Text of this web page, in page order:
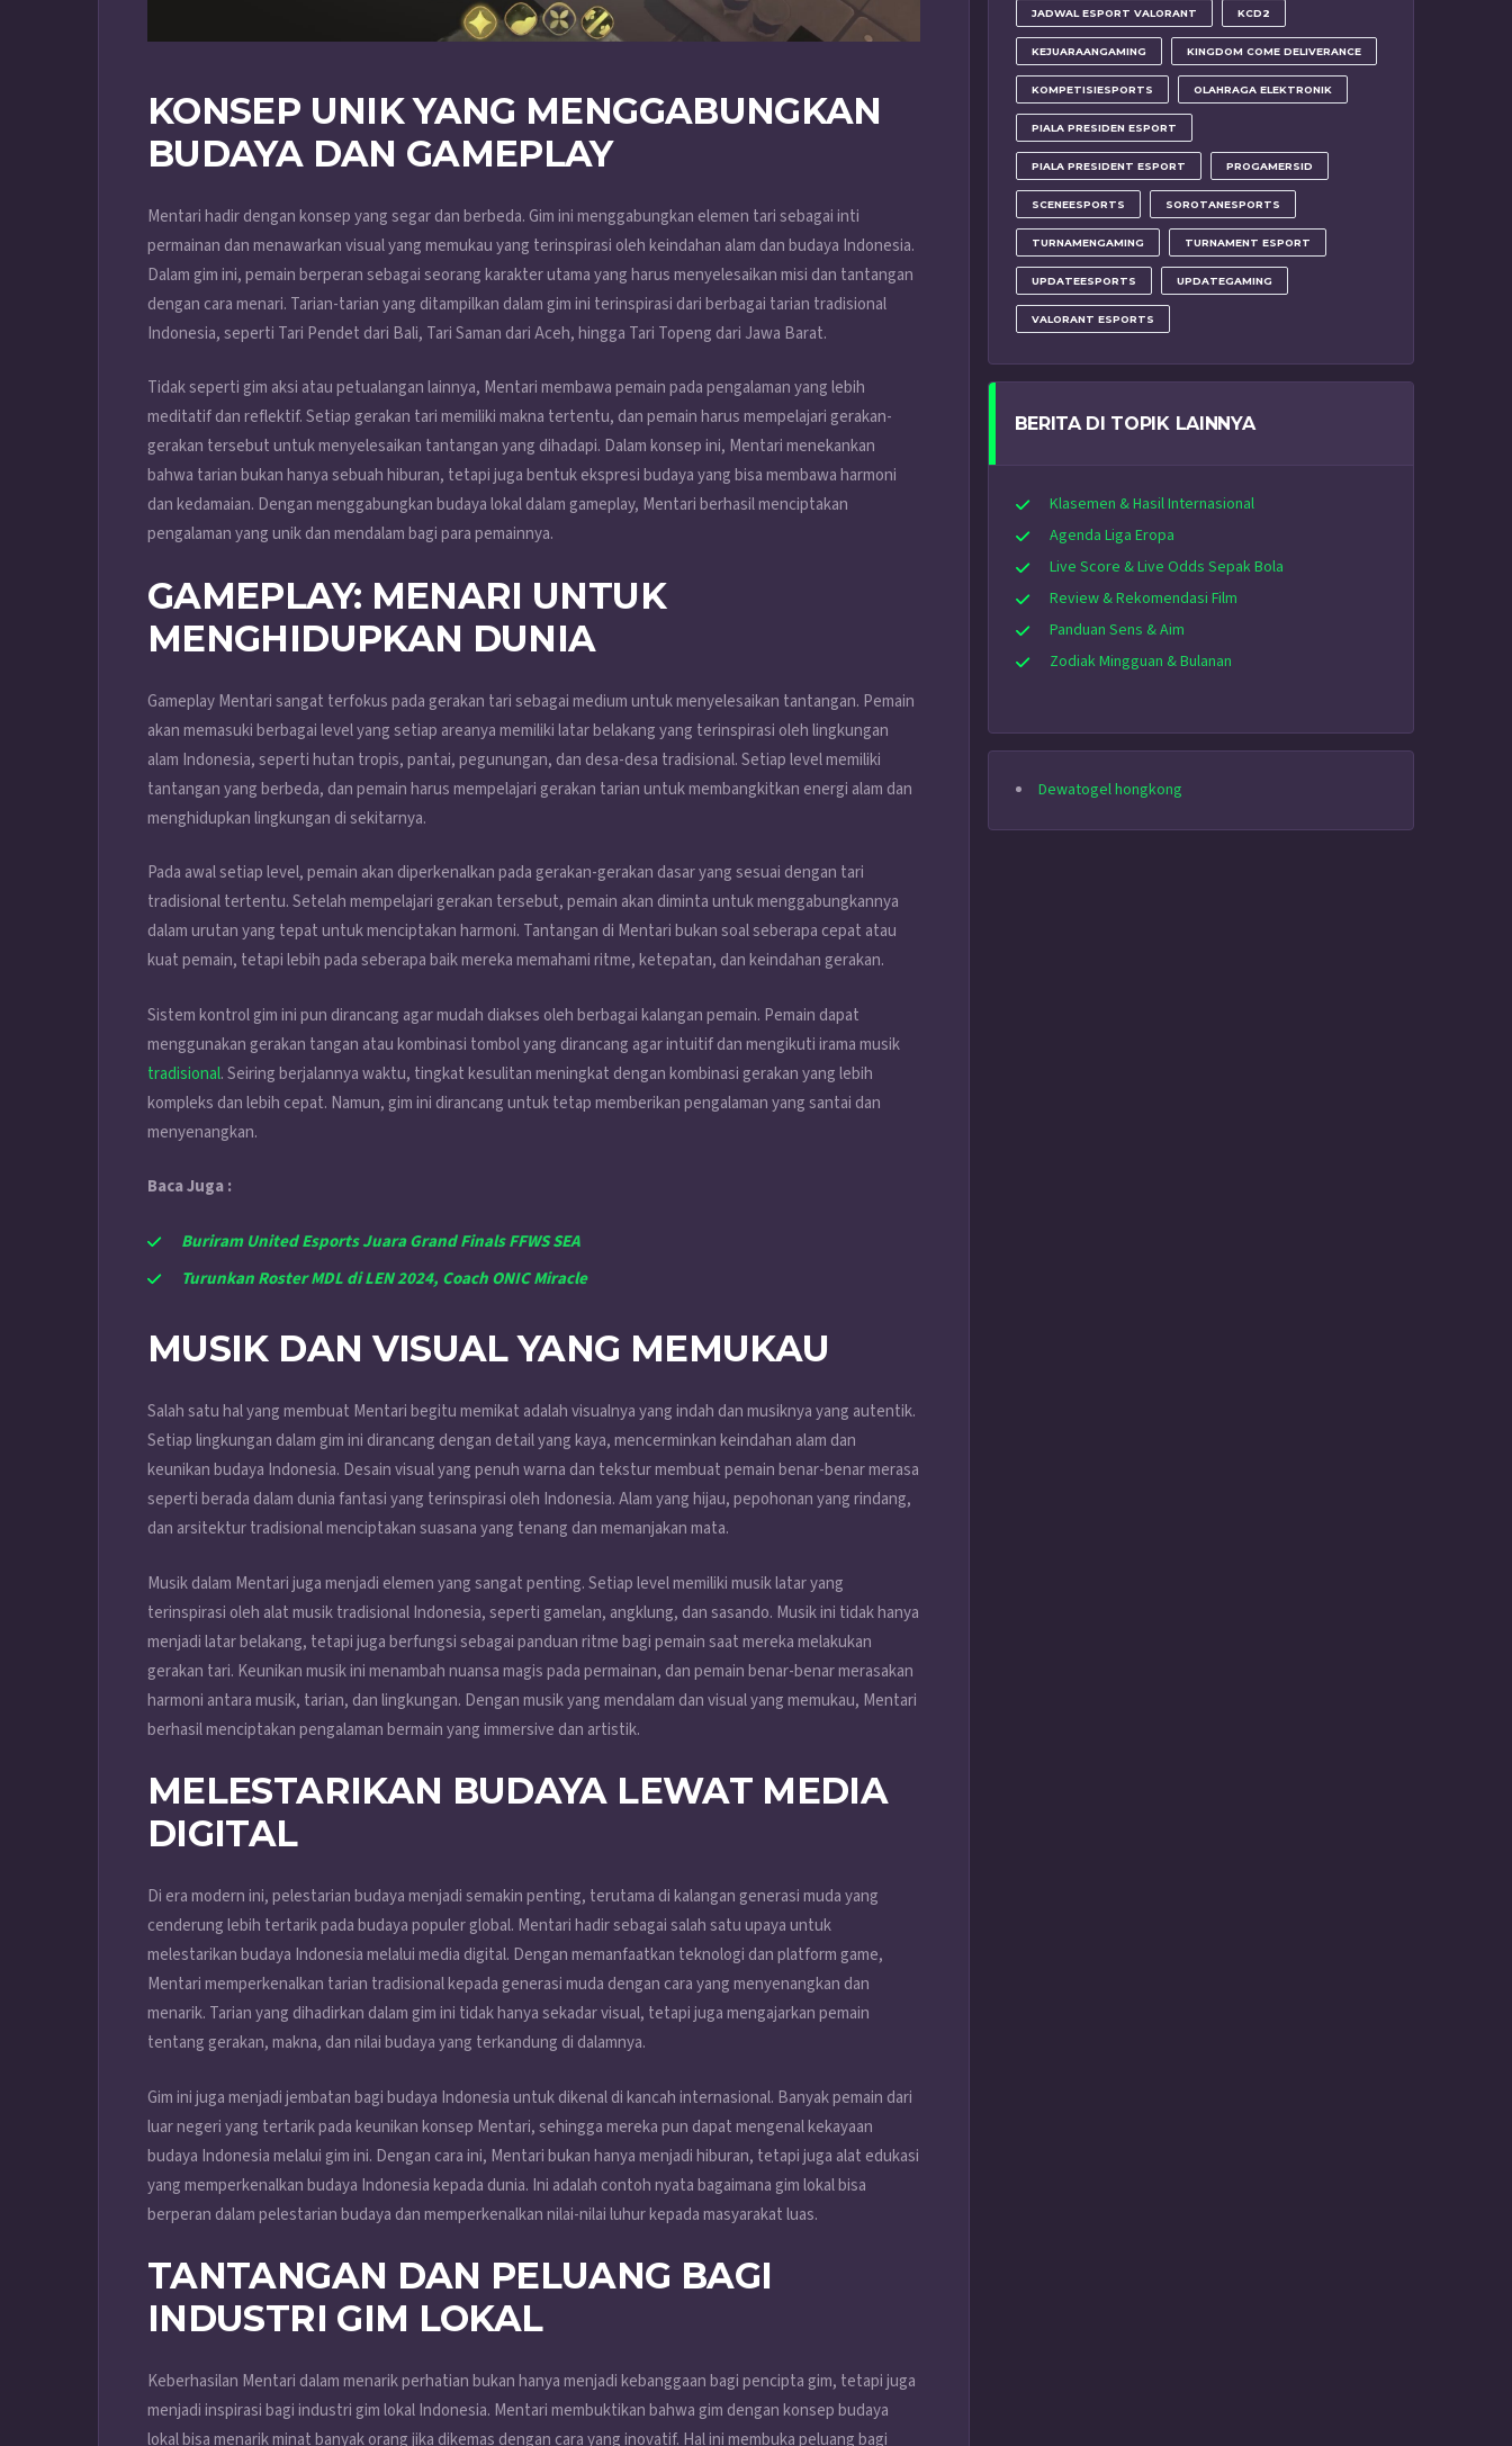
KONSEP UNIK YANG MENGGABUNGKAN
BUDAYA DAN GAMEPLAY
Mentari hadir dengan konsep yang segar dan berbeda. Gim ini menggabungkan elemen tari sebagai inti
permainan dan menawarkan visual yang memukau yang terinspirasi oleh keindahan alam dan budaya Indonesia.
Dalam gim ini, pemain berperan sebagai seorang karakter utama yang harus menyelesaikan misi dan tantangan
dengan cara menari. Tarian-tarian yang ditampilkan dalam gim ini terinspirasi dari berbagai tarian tradisional
Indonesia, seperti Tari Pendet dari Bali, Tari Saman dari Aceh, hingga Tari Topeng dari Jawa Barat.
Tidak seperti gim aksi atau petualangan lainnya, Mentari membawa pemain pada pengalaman yang lebih
meditatif dan reflektif. Setiap gerakan tari memiliki makna tertentu, dan pemain harus mempelajari gerakan-
gerakan tersebut untuk menyelesaikan tantangan yang dihadapi. Dalam konsep ini, Mentari menekankan
bahwa tarian bukan hanya sebuah hiburan, tetapi juga bentuk ekspresi budaya yang bisa membawa harmoni
dan kedamaian. Dengan menggabungkan budaya lokal dalam gameplay, Mentari berhasil menciptakan
pengalaman yang unik dan mendalam bagi para pemainnya.
GAMEPLAY: MENARI UNTUK
MENGHIDUPKAN DUNIA
Gameplay Mentari sangat terfokus pada gerakan tari sebagai medium untuk menyelesaikan tantangan. Pemain
akan memasuki berbagai level yang setiap areanya memiliki latar belakang yang terinspirasi oleh lingkungan
alam Indonesia, seperti hutan tropis, pantai, pegunungan, dan desa-desa tradisional. Setiap level memiliki
tantangan yang berbeda, dan pemain harus mempelajari gerakan tarian untuk membangkitkan energi alam dan
menghidupkan lingkungan di sekitarnya.
Pada awal setiap level, pemain akan diperkenalkan pada gerakan-gerakan dasar yang sesuai dengan tari
tradisional tertentu. Setelah mempelajari gerakan tersebut, pemain akan diminta untuk menggabungkannya
dalam urutan yang tepat untuk menciptakan harmoni. Tantangan di Mentari bukan soal seberapa cepat atau
kuat pemain, tetapi lebih pada seberapa baik mereka memahami ritme, ketepatan, dan keindahan gerakan.
Sistem kontrol gim ini pun dirancang agar mudah diakses oleh berbagai kalangan pemain. Pemain dapat
menggunakan gerakan tangan atau kombinasi tombol yang dirancang agar intuitif dan mengikuti irama musik
tradisional. Seiring berjalannya waktu, tingkat kesulitan meningkat dengan kombinasi gerakan yang lebih
kompleks dan lebih cepat. Namun, gim ini dirancang untuk tetap memberikan pengalaman yang santai dan
menyenangkan.
Baca Juga :
Buriram United Esports Juara Grand Finals FFWS SEA
Turunkan Roster MDL di LEN 2024, Coach ONIC Miracle
MUSIK DAN VISUAL YANG MEMUKAU
Salah satu hal yang membuat Mentari begitu memikat adalah visualnya yang indah dan musiknya yang autentik.
Setiap lingkungan dalam gim ini dirancang dengan detail yang kaya, mencerminkan keindahan alam dan
keunikan budaya Indonesia. Desain visual yang penuh warna dan tekstur membuat pemain benar-benar merasa
seperti berada dalam dunia fantasi yang terinspirasi oleh Indonesia. Alam yang hijau, pepohonan yang rindang,
dan arsitektur tradisional menciptakan suasana yang tenang dan memanjakan mata.
Musik dalam Mentari juga menjadi elemen yang sangat penting. Setiap level memiliki musik latar yang
terinspirasi oleh alat musik tradisional Indonesia, seperti gamelan, angklung, dan sasando. Musik ini tidak hanya
menjadi latar belakang, tetapi juga berfungsi sebagai panduan ritme bagi pemain saat mereka melakukan
gerakan tari. Keunikan musik ini menambah nuansa magis pada permainan, dan pemain benar-benar merasakan
harmoni antara musik, tarian, dan lingkungan. Dengan musik yang mendalam dan visual yang memukau, Mentari
berhasil menciptakan pengalaman bermain yang immersive dan artistik.
MELESTARIKAN BUDAYA LEWAT MEDIA
DIGITAL
Di era modern ini, pelestarian budaya menjadi semakin penting, terutama di kalangan generasi muda yang
cenderung lebih tertarik pada budaya populer global. Mentari hadir sebagai salah satu upaya untuk
melestarikan budaya Indonesia melalui media digital. Dengan memanfaatkan teknologi dan platform game,
Mentari memperkenalkan tarian tradisional kepada generasi muda dengan cara yang menyenangkan dan
menarik. Tarian yang dihadirkan dalam gim ini tidak hanya sekadar visual, tetapi juga mengajarkan pemain
tentang gerakan, makna, dan nilai budaya yang terkandung di dalamnya.
Gim ini juga menjadi jembatan bagi budaya Indonesia untuk dikenal di kancah internasional. Banyak pemain dari
luar negeri yang tertarik pada keunikan konsep Mentari, sehingga mereka pun dapat mengenal kekayaan
budaya Indonesia melalui gim ini. Dengan cara ini, Mentari bukan hanya menjadi hiburan, tetapi juga alat edukasi
yang memperkenalkan budaya Indonesia kepada dunia. Ini adalah contoh nyata bagaimana gim lokal bisa
berperan dalam pelestarian budaya dan memperkenalkan nilai-nilai luhur kepada masyarakat luas.
TANTANGAN DAN PELUANG BAGI
INDUSTRI GIM LOKAL
Keberhasilan Mentari dalam menarik perhatian bukan hanya menjadi kebanggaan bagi pencipta gim, tetapi juga
menjadi inspirasi bagi industri gim lokal Indonesia. Mentari membuktikan bahwa gim dengan konsep budaya
lokal bisa menarik minat banyak orang jika dikemas dengan cara yang inovatif. Hal ini membuka peluang bagi
JADWAL ESPORT VALORANT KCD2
KEJUARAANGAMING KINGDOM COME DELIVERANCE
KOMPETISIESPORTS OLAHRAGA ELEKTRONIK
PIALA PRESIDEN ESPORT
PIALA PRESIDENT ESPORT PROGAMERSID
SCENEESPORTS SOROTANESPORTS
TURNAMENGAMING TURNAMENT ESPORT
UPDATEESPORTS UPDATEGAMING
VALORANT ESPORTS
BERITA DI TOPIK LAINNYA
Klasemen & Hasil Internasional
Agenda Liga Eropa
Live Score & Live Odds Sepak Bola
Review & Rekomendasi Film
Panduan Sens & Aim
Zodiak Mingguan & Bulanan
Dewatogel hongkong